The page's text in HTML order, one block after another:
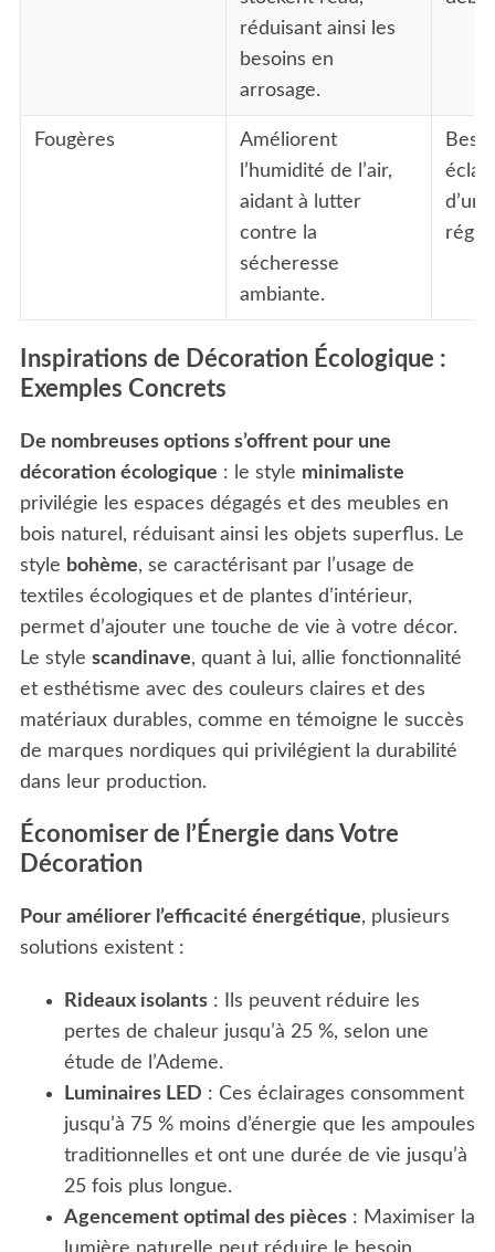
réduisant ainsi les
besoins en
arrosage.
Fougères
Améliorent
l’humidité de l’air,
aidant à lutter
contre la
sécheresse
ambiante.
d’un
Inspirations de Décoration Écologique :
Exemples Concrets
De nombreuses options s’offrent pour une
décoration écologique : le style minimaliste
privilégie les espaces dégagés et des meubles en
bois naturel, réduisant ainsi les objets superflus. Le
style bohème, se caractérisant par l’usage de
textiles écologiques et de plantes d’intérieur,
permet d’ajouter une touche de vie à votre décor.
Le style scandinave, quant à lui, allie fonctionnalité
et esthétisme avec des couleurs claires et des
matériaux durables, comme en témoigne le succès
de marques nordiques qui privilégient la durabilité
dans leur production.
Économiser de l’Énergie dans Votre
Décoration
Pour améliorer l’efficacité énergétique, plusieurs
solutions existent :
Rideaux isolants: Ils peuvent réduire les
pertes de chaleur jusqu’à 25 %, selon une
étude de l’Ademe.
Luminaires LED : Ces éclairages consomment
jusqu’à 75 % moins d’énergie que les ampoules
traditionnelles et ont une durée de vie jusqu’à
25 fois plus longue.
Agencement optimal des pièces: Maximiser la